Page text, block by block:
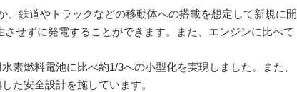
鉄道やトラックなどの移動体への搭載を想定して新規に開
させずに発電することができます。また、エンジンに比べて
燃料電池に比べ約1/3への小型化を実現しました。また、
た安全設計を施しています。